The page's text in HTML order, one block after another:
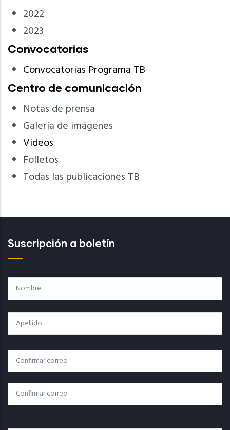
2022
2023
Convocatorias
Convocatorias Programa TB
Centro de comunicación
Notas de prensa
Galería de imágenes
Videos
Folletos
Todas las publicaciones TB
Suscripción a boletín
Nombre
Apellido
Correo
Electrónico
Correo Electrónico
Confirmar Correo